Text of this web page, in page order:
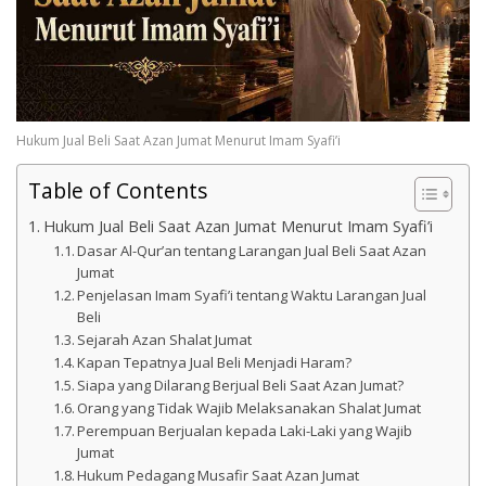
Hukum Jual Beli Saat Azan Jumat Menurut Imam Syafi’i
Table of Contents
Hukum Jual Beli Saat Azan Jumat Menurut Imam Syafi’i
Dasar Al-Qur’an tentang Larangan Jual Beli Saat Azan
Jumat
Penjelasan Imam Syafi’i tentang Waktu Larangan Jual
Beli
Sejarah Azan Shalat Jumat
Kapan Tepatnya Jual Beli Menjadi Haram?
Siapa yang Dilarang Berjual Beli Saat Azan Jumat?
Orang yang Tidak Wajib Melaksanakan Shalat Jumat
Perempuan Berjualan kepada Laki-Laki yang Wajib
Jumat
Hukum Pedagang Musafir Saat Azan Jumat